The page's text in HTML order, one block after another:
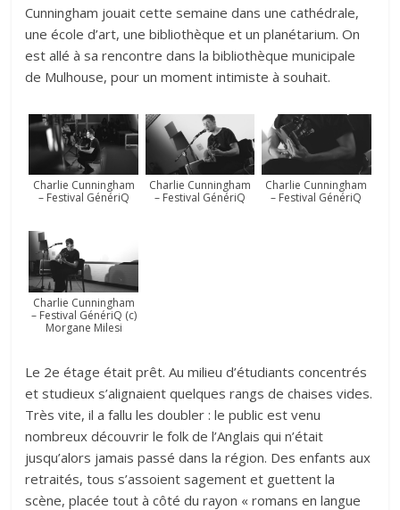
Cunningham jouait cette semaine dans une cathédrale,
une école d’art, une bibliothèque et un planétarium. On
est allé à sa rencontre dans la bibliothèque municipale
de Mulhouse, pour un moment intimiste à souhait.
Charlie Cunningham
– Festival GénériQ
Charlie Cunningham
– Festival GénériQ
Charlie Cunningham
– Festival GénériQ
Charlie Cunningham
– Festival GénériQ (c)
Morgane Milesi
Le 2e étage était prêt. Au milieu d’étudiants concentrés
et studieux s’alignaient quelques rangs de chaises vides.
Très vite, il a fallu les doubler : le public est venu
nombreux découvrir le folk de l’Anglais qui n’était
jusqu’alors jamais passé dans la région. Des enfants aux
retraités, tous s’assoient sagement et guettent la
scène, placée tout à côté du rayon « romans en langue